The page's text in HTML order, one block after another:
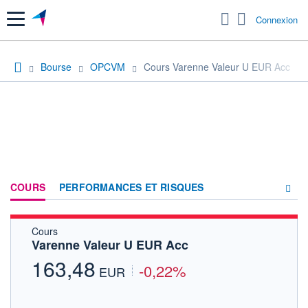
Menu Connexion
Bourse OPCVM Cours Varenne Valeur U EUR Acc
COURS PERFORMANCES ET RISQUES
Cours
Varenne Valeur U EUR Acc
163,48 EUR -0,22%